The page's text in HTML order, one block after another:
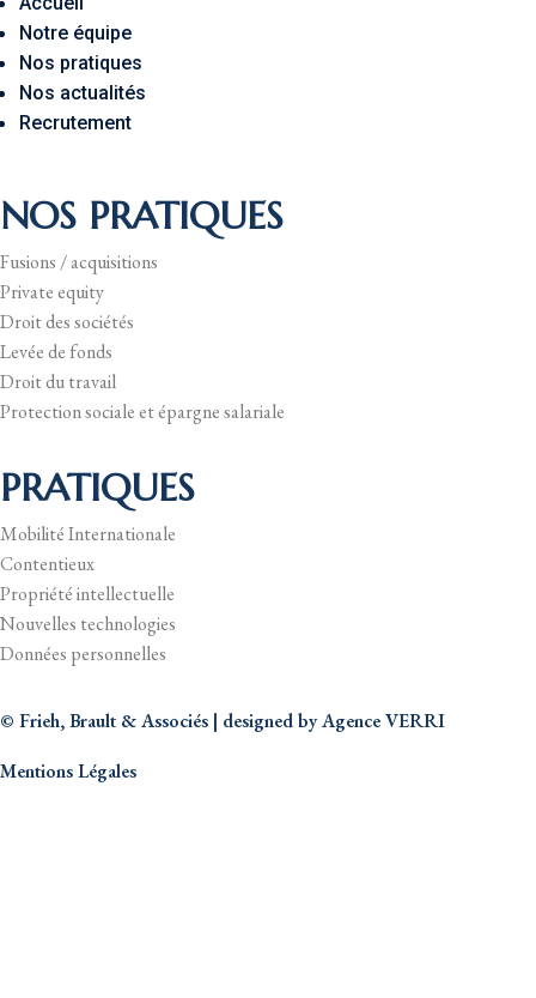
Notre équipe
Nos pratiques
Nos actualités
Recrutement
NOS PRATIQUES
Fusions / acquisitions
Private equity
Droit des sociétés
Levée de fonds
Droit du travail
Protection sociale et épargne salariale
PRATIQUES
Mobilité Internationale
Contentieux
Propriété intellectuelle
Nouvelles technologies
Données personnelles
© Frieh, Brault & Associés | designed byAgence VERRI
Mentions Légales